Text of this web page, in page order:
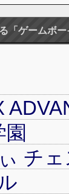
「ゲームボ